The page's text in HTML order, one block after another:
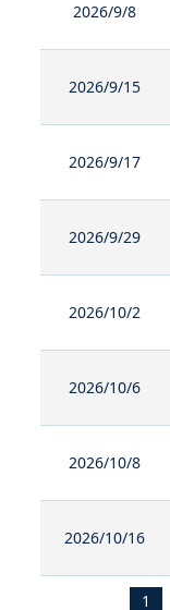
2026/9/8
2026/9/15
2026/9/17
2026/9/29
2026/10/2
2026/10/6
2026/10/8
2026/10/16
1